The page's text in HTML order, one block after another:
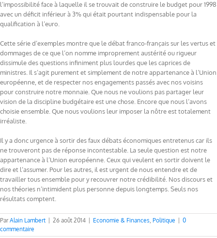
l’impossibilité face à laquelle il se trouvait de construire le budget pour 1998
avec un déficit inférieur à 3% qui était pourtant indispensable pour la
qualification à l’euro.
Cette série d’exemples montre que le débat franco-français sur les vertus et
dommages de ce que l’on nomme improprement austérité ou rigueur
dissimule des questions infiniment plus lourdes que les caprices de
ministres. Il s’agit purement et simplement de notre appartenance à l’Union
européenne, et de respecter nos engagements passés avec nos voisins
pour construire notre monnaie. Que nous ne voulions pas partager leur
vision de la discipline budgétaire est une chose. Encore que nous l’avons
choisie ensemble. Que nous voulions leur imposer la nôtre est totalement
irréaliste.
Il y a donc urgence à sortir des faux débats économiques entretenus car ils
ne trouveront pas de réponse incontestable. La seule question est notre
appartenance à l’Union européenne. Ceux qui veulent en sortir doivent le
dire et l’assumer. Pour les autres, il est urgent de nous entendre et de
travailler tous ensemble pour y recouvrer notre crédibilité. Nos discours et
nos théories n’intimident plus personne depuis longtemps. Seuls nos
résultats comptent.
ParAlain Lambert 26 août 2014 Economie & Finances, Politique
0
commentaire